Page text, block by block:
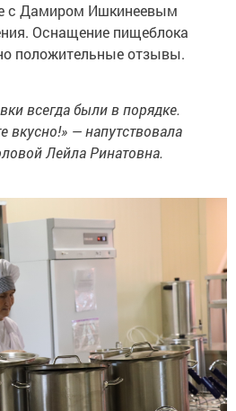
с Дамиром Ишкинеевым
Оснащение пищеблока
положительные отзывы.
всегда были в порядке.
вкусно!» — напутствовала
Лейла Ринатовна.